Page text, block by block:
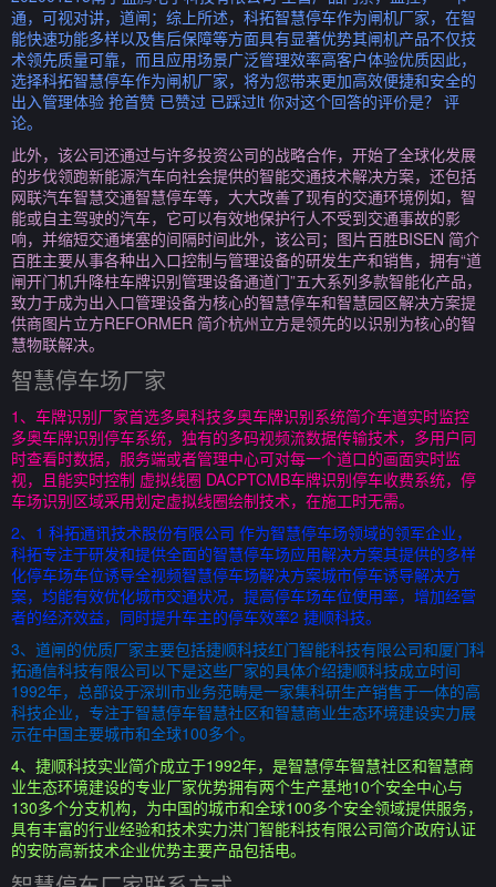
通，可视对讲，道闸；综上所述，科拓智慧停车作为闸机厂家，在智
能快速功能多样以及售后保障等方面具有显著优势其闸机产品不仅技
术领先质量可靠，而且应用场景广泛管理效率高客户体验优质因此，
选择科拓智慧停车作为闸机厂家，将为您带来更加高效便捷和安全的
出入管理体验 抢首赞 已赞过 已踩过lt 你对这个回答的评价是？ 评
论。
此外，该公司还通过与许多投资公司的战略合作，开始了全球化发展
的步伐领跑新能源汽车向社会提供的智能交通技术解决方案，还包括
网联汽车智慧交通智慧停车等，大大改善了现有的交通环境例如，智
能或自主驾驶的汽车，它可以有效地保护行人不受到交通事故的影
响，并缩短交通堵塞的间隔时间此外，该公司；图片百胜BISEN 简介
百胜主要从事各种出入口控制与管理设备的研发生产和销售，拥有“道
闸开门机升降柱车牌识别管理设备通道门”五大系列多款智能化产品，
致力于成为出入口管理设备为核心的智慧停车和智慧园区解决方案提
供商图片立方REFORMER 简介杭州立方是领先的以识别为核心的智
慧物联解决。
智慧停车场厂家
1、车牌识别厂家首选多奥科技多奥车牌识别系统简介车道实时监控
多奥车牌识别停车系统，独有的多码视频流数据传输技术，多用户同
时查看时数据，服务端或者管理中心可对每一个道口的画面实时监
视，且能实时控制 虚拟线圈 DACPTCMB车牌识别停车收费系统，停
车场识别区域采用划定虚拟线圈绘制技术，在施工时无需。
2、1 科拓通讯技术股份有限公司 作为智慧停车场领域的领军企业，
科拓专注于研发和提供全面的智慧停车场应用解决方案其提供的多样
化停车场车位诱导全视频智慧停车场解决方案城市停车诱导解决方
案，均能有效优化城市交通状况，提高停车场车位使用率，增加经营
者的经济效益，同时提升车主的停车效率2 捷顺科技。
3、道闸的优质厂家主要包括捷顺科技红门智能科技有限公司和厦门科
拓通信科技有限公司以下是这些厂家的具体介绍捷顺科技成立时间
1992年，总部设于深圳市业务范畴是一家集科研生产销售于一体的高
科技企业，专注于智慧停车智慧社区和智慧商业生态环境建设实力展
示在中国主要城市和全球100多个。
4、捷顺科技实业简介成立于1992年，是智慧停车智慧社区和智慧商
业生态环境建设的专业厂家优势拥有两个生产基地10个安全中心与
130多个分支机构，为中国的城市和全球100多个安全领域提供服务，
具有丰富的行业经验和技术实力洪门智能科技有限公司简介政府认证
的安防高新技术企业优势主要产品包括电。